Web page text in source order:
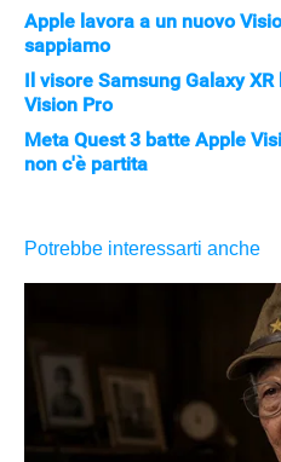
Apple lavora a un nuovo
sappiamo
Il visore Samsung Galaxy
Vision Pro
Meta Quest 3 batte Apple
non c'è partita